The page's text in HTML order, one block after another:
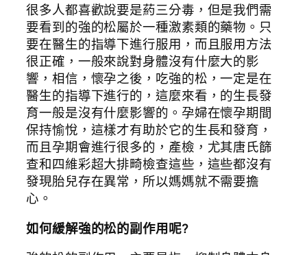
很多人都喜歡說要是葯三分毒，但是我們需
要看到的強的松屬於一種激素類的藥物。只
要在醫生的指導下進行服用，而且服用方法
很正確，一般來說對身體沒有什麼大的影
響，相信，懷孕之後，吃強的松，一定是在
醫生的指導下進行的，這麼來看，的生長發
育一般是沒有什麼影響的。孕婦在懷孕期間
保持愉悅，這樣才有助於它的生長和發育，
而且孕期會進行很多的，產檢，尤其唐氏篩
查和四維彩超大排畸檢查這些，這些都沒有
發現胎兒存在異常，所以媽媽就不需要擔
心。
如何緩解強的松的副作用呢?